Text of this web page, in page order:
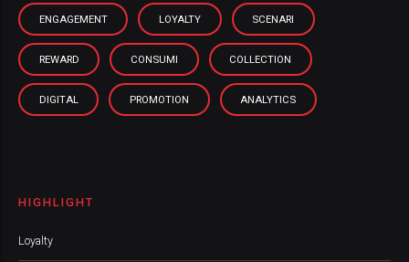
ENGAGEMENT LOYALTY SCENARI
REWARD CONSUMI COLLECTION
DIGITAL PROMOTION ANALYTICS
HIGHLIGHT
Loyalty